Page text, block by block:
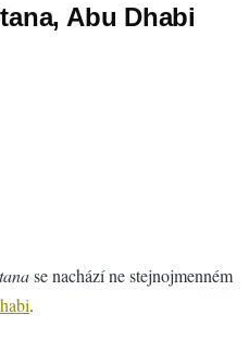
Abu Dhabi
se nachází ne stejnojmenném
.